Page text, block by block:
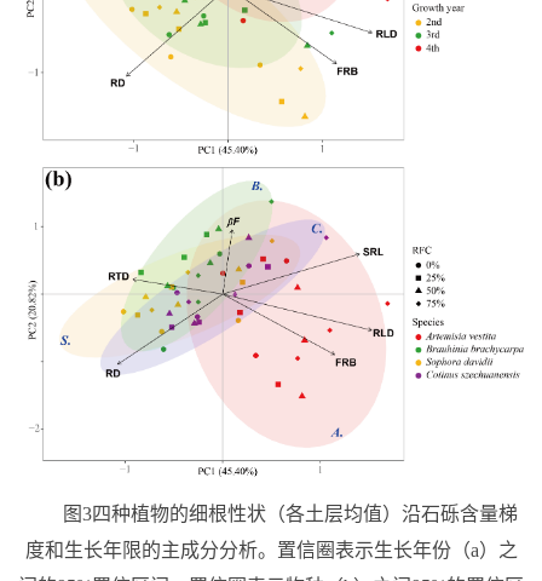
图3四种植物的细根性状（各土层均值）沿石砾含量梯
度和生长年限的主成分分析。置信圈表示生长年份（a）之